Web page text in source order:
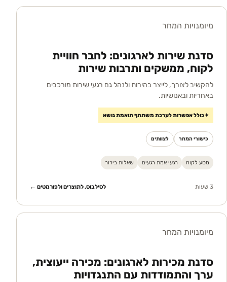
מיומנויות המחר
סדנת שירות לארגונים: לחבר חוויית
לקוח, ממשקים ותרבות שירות
להקשיב לצורך, לייצר בהירות ולנהל גם רגעי שירות מורכבים
באחריות ובאנושיות.
✦כולל אפשרות לערכת משתתף תואמת נושא
כישורי המחר לצוותים
מסע לקוח רגעי אמת רגעים שאלות בירור
3 שעות לסילבוס, לתוצרים ולפורמטים ←
מיומנויות המחר
סדנת מכירות לארגונים: מכירה ייעוצית,
ערך והתמודדות עם התנגדויות